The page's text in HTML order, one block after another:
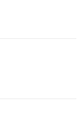
SYLVESTRIS
(AND)